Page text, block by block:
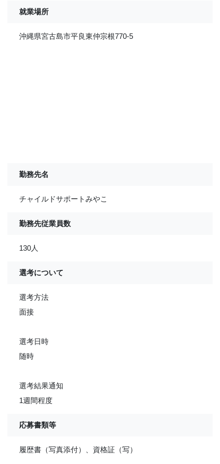
就業場所
沖縄県宮古島市平良東仲宗根770-5
勤務先名
チャイルドサポートみやこ
勤務先従業員数
130人
選考について
選考方法
面接
選考日時
随時
選考結果通知
1週間程度
応募書類等
履歴書（写真添付）、資格証（写）